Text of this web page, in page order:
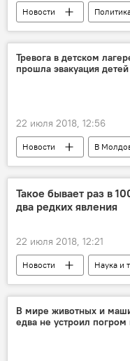
Новости
Общество
Баку
МВД
Тревога в детском
прошла эвакуация детей
22 июля 2018, 12:56
Новости В
Происшествия
Республика Молдова
учения
тревога
Такое бывает раз в
два редких явления
22 июля 2018, 12:21
Новости
Наука и
В мире
Марс
Луна
Утро с нами!
В мире животных и
едва не устроил погром